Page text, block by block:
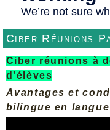
Ciber Réunions
Ciber réunions à
d'élèves
Avantages et
bilingue en